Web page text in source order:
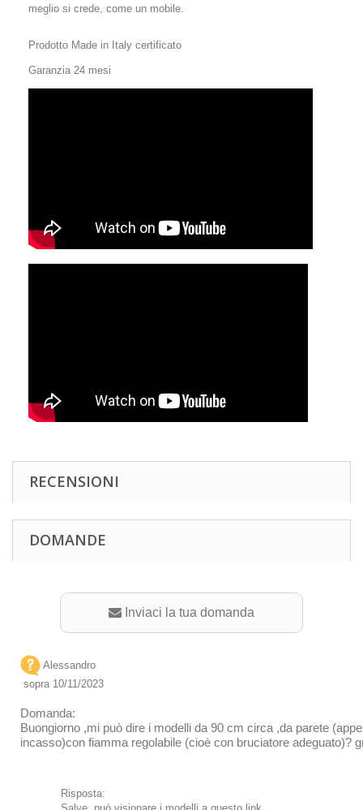
meglio si crede, come un mobile.
Prodotto Made in Italy certificato
Garanzia 24 mesi
RECENSIONI
DOMANDE
Inviaci la tua domanda
Alessandro
sopra 10/11/2023
Domanda:
Buongiorno ,mi può dire i modelli da 90 cm circa ,da parete
incasso)con fiamma regolabile (cioè con bruciatore adeguato)?
Risposta: